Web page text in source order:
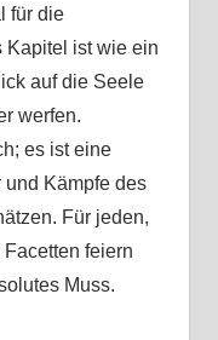
für die
Kapitel ist wie ein
auf die Seele
werfen.
es ist eine
Kämpfe des
Für jeden,
feiern
Muss.